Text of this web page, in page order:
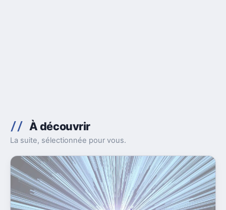
À découvrir
La suite, sélectionnée pour vous.